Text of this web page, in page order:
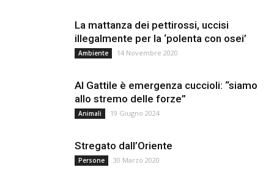
La mattanza dei pettirossi, uccisi
illegalmente per la ‘polenta con osei’
Ambiente 14 Novembre 2020
Al Gattile è emergenza cuccioli: “siamo
allo stremo delle forze”
Animali 19 Giugno 2024
Stregato dall’Oriente
Persone 30 Marzo 2020